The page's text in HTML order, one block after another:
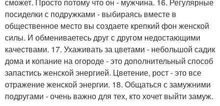
посиделки с подружками - выбираясь вместе в
общественное место вы создаете крепкий фон женской
силы. И обмениваетесь друг с другом недостающими
качествами. 17. Ухаживать за цветами - небольшой садик
дома и копание на огороде - это дополнительный способ
запастись женской энергией. Цветение, рост - это все
отражение женской энергии. 18. Общаться с замужними
подругами - очень важно для тех, кто хочет выйти замуж.